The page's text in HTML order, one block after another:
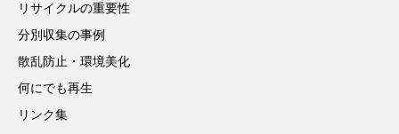
リサイクルの重要性
分別収集の事例
散乱防止・環境美化
何にでも再生
リンク集